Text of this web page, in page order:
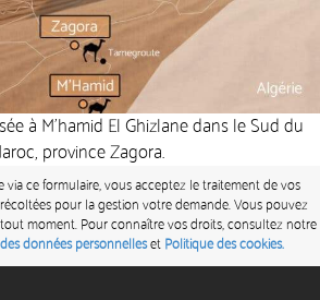
à M’hamid El Ghizlane dans le Sud du
province Zagora.
via ce formulaire, vous acceptez le traitement de vos
pour la gestion votre demande. Vous pouvez
moment. Pour connaître vos droits, consultez notre
données personnelles et Politique des cookies.